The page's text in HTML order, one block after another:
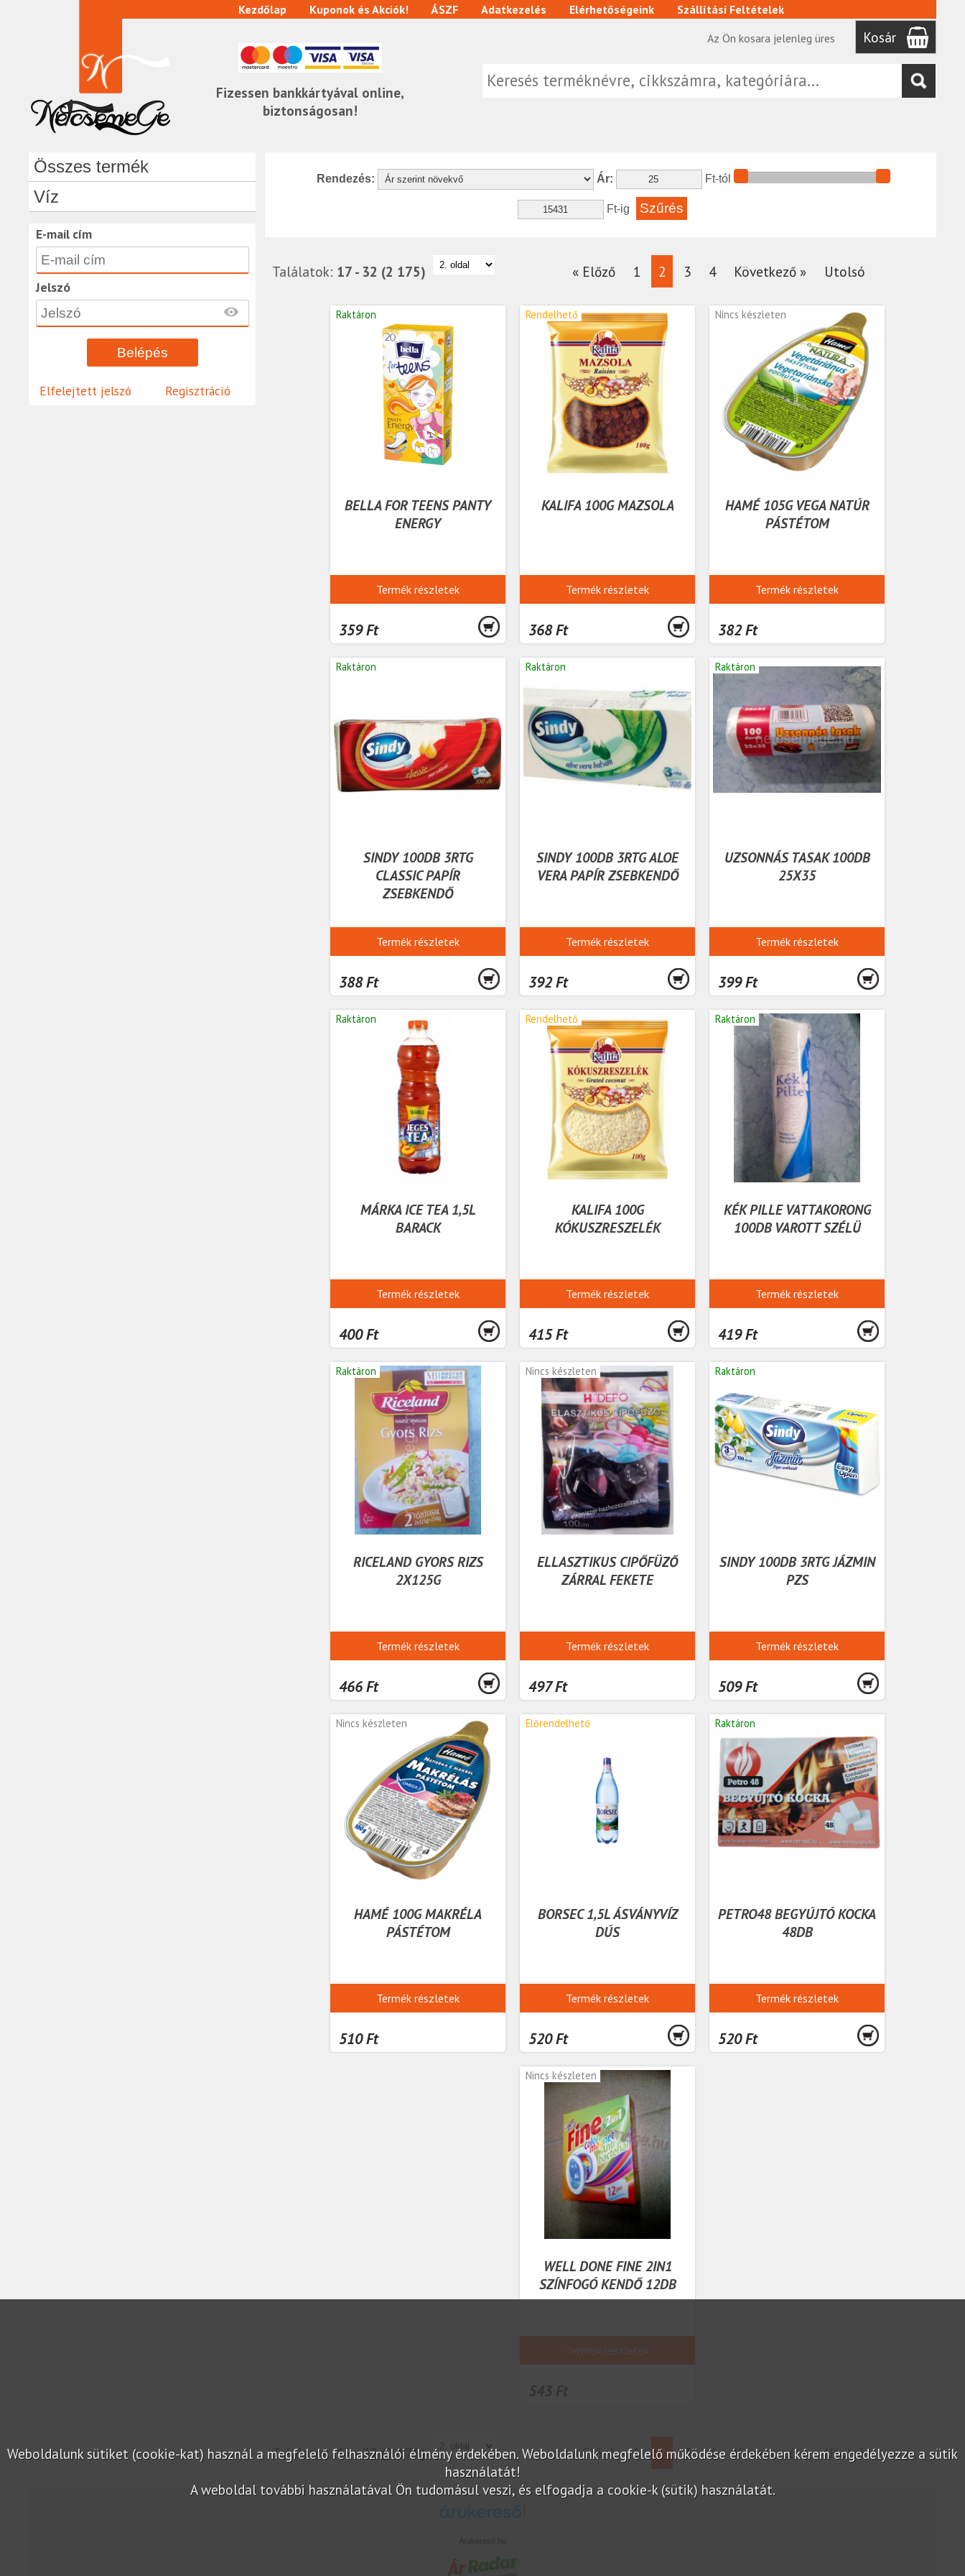
Fizessen bankkártyával online,
biztonságosan!
Kezdőlap Kuponok és Akciók! ÁSZF Adatkezelés Elérhetőségeink
Szállítási Feltételek
Az Ön kosara jelenleg üres
Kosár
Összes termék
Víz
E-mail cím
Jelszó
Elfelejtett jelszó Regisztráció
Rendezés: Ár: Ft-tól
Ft-ig
Találatok: 17 - 32 (2 175) « Előző 1 2 3 4 Következő » Utolsó
Raktáron
BELLA FOR TEENS PANTY
ENERGY
Termék részletek
359 Ft
Rendelhető
KALIFA 100G MAZSOLA
Termék részletek
368 Ft
Nincs készleten
HAMÉ 105G VEGA NATÚR
PÁSTÉTOM
Termék részletek
382 Ft
Raktáron
SINDY 100DB 3RTG
CLASSIC PAPÍR
ZSEBKENDŐ
Termék részletek
388 Ft
Raktáron
SINDY 100DB 3RTG ALOE
VERA PAPÍR ZSEBKENDŐ
Termék részletek
392 Ft
Raktáron
UZSONNÁS TASAK 100DB
25X35
Termék részletek
399 Ft
Raktáron
MÁRKA ICE TEA 1,5L
BARACK
Termék részletek
400 Ft
Rendelhető
KALIFA 100G
KÓKUSZRESZELÉK
Termék részletek
415 Ft
Raktáron
KÉK PILLE VATTAKORONG
100DB VAROTT SZÉLÜ
Termék részletek
419 Ft
Raktáron
RICELAND GYORS RIZS
2X125G
Termék részletek
466 Ft
Nincs készleten
ELLASZTIKUS CIPŐFÜZŐ
ZÁRRAL FEKETE
Termék részletek
497 Ft
Raktáron
SINDY 100DB 3RTG JÁZMIN
PZS
Termék részletek
509 Ft
Nincs készleten
HAMÉ 100G MAKRÉLA
PÁSTÉTOM
Termék részletek
510 Ft
Előrendelhető
BORSEC 1,5L ÁSVÁNYVÍZ
DÚS
Termék részletek
520 Ft
Raktáron
PETRO48 BEGYÚJTÓ KOCKA
48DB
Termék részletek
520 Ft
Nincs készleten
WELL DONE FINE 2IN1
SZÍNFOGÓ KENDŐ 12DB
Termék részletek
Találatok:17 - 32 (2 175) « Előző 1 2 3 4 Következő » Utolsó
Weboldalunk sütiket (cookie-kat) használ a megfelelő felhasználói élmény érdekében. Weboldalunk megfelelő működése érdekében kérem engedélyezze a sütik
használatát!
A weboldal további használatával Ön tudomásul veszi, és elfogadja a cookie-k (sütik) használatát.